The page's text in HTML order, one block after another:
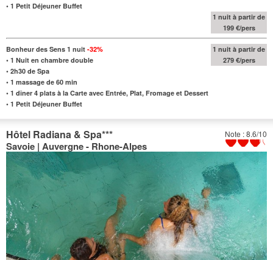
• 1 Petit Déjeuner Buffet
1 nuit à partir de
199 €/pers
Bonheur des Sens 1 nuit -32%
• 1 Nuit en chambre double
• 2h30 de Spa
• 1 massage de 60 min
• 1 dîner 4 plats à la Carte avec Entrée, Plat, Fromage et Dessert
• 1 Petit Déjeuner Buffet
1 nuit à partir de
279 €/pers
Note : 8.6/10
Hôtel Radiana & Spa***
Savoie | Auvergne - Rhone-Alpes